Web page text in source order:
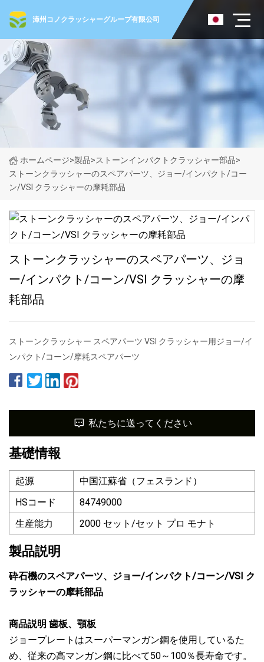
漳州コノクラッシャーグループ有限公司
ホームページ>製品>ストーンインパクトクラッシャー部品>
ストーンクラッシャーのスペアパーツ、ジョー/インパクト/コー
ン/VSI クラッシャーの摩耗部品
ストーンクラッシャーのスペアパーツ、ジョ
ー/インパクト/コーン/VSI クラッシャーの摩
耗部品
ストーンクラッシャー スペアパーツ VSI クラッシャー用ジョー/イ
ンパクト/コーン/摩耗スペアパーツ
私たちに送ってください
基礎情報
起源
中国江蘇省（フェスランド）
HSコード
84749000
生産能力
2000 セット/セット プロ モナト
製品説明
砕石機のスペアパーツ、ジョー/インパクト/コーン/VSI ク
ラッシャーの摩耗部品
商品説明 歯板、顎板
ジョープレートはスーパーマンガン鋼を使用しているた
め、従来の高マンガン鋼に比べて50～100％長寿命です。